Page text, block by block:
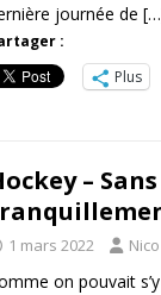
journée de
:
Plus
–
1 mars 2022 Nico
on pouvait